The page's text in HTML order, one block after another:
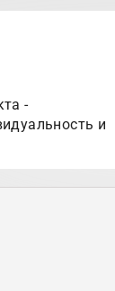
-
и